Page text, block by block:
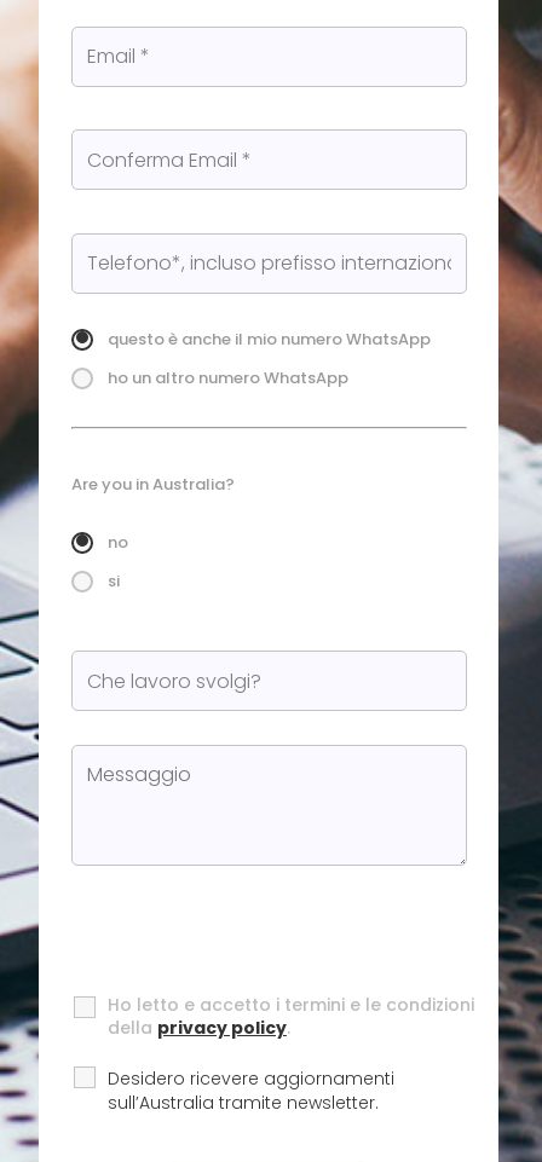
questo è anche il mio numero WhatsApp
ho un altro numero WhatsApp
Are you in Australia?
no
si
Ho letto e accetto i termini e le condizioni
della privacy policy.
Desidero ricevere aggiornamenti
sull’Australia tramite newsletter.